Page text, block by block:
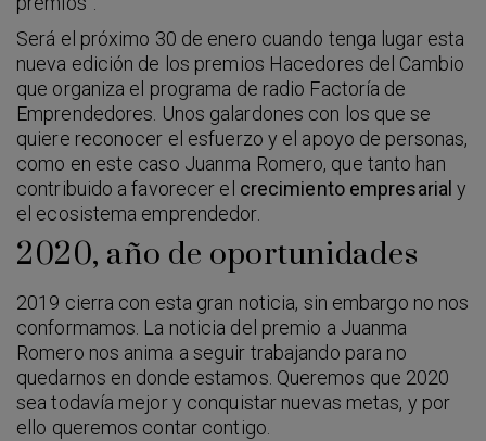
Será el próximo 30 de enero cuando tenga lugar esta
nueva edición de los premios Hacedores del Cambio
que organiza el programa de radio Factoría de
Emprendedores. Unos galardones con los que se
quiere reconocer el esfuerzo y el apoyo de personas,
como en este caso Juanma Romero, que tanto han
contribuido a favorecer el crecimiento empresarial y
el ecosistema emprendedor.
2020, año de oportunidades
2019 cierra con esta gran noticia, sin embargo no nos
conformamos. La noticia del premio a Juanma
Romero nos anima a seguir trabajando para no
quedarnos en donde estamos. Queremos que 2020
sea todavía mejor y conquistar nuevas metas, y por
ello queremos contar contigo.